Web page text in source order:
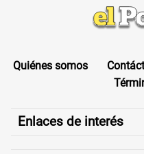
Quiénes somos
Enlaces de interés